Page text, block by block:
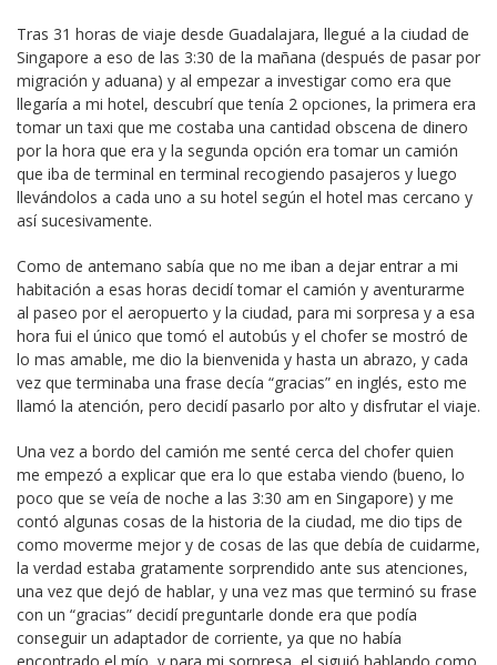
Tras 31 horas de viaje desde Guadalajara, llegué a la ciudad de
Singapore a eso de las 3:30 de la mañana (después de pasar por
migración y aduana) y al empezar a investigar como era que
llegaría a mi hotel, descubrí que tenía 2 opciones, la primera era
tomar un taxi que me costaba una cantidad obscena de dinero
por la hora que era y la segunda opción era tomar un camión
que iba de terminal en terminal recogiendo pasajeros y luego
llevándolos a cada uno a su hotel según el hotel mas cercano y
así sucesivamente.
Como de antemano sabía que no me iban a dejar entrar a mi
habitación a esas horas decidí tomar el camión y aventurarme
al paseo por el aeropuerto y la ciudad, para mi sorpresa y a esa
hora fui el único que tomó el autobús y el chofer se mostró de
lo mas amable, me dio la bienvenida y hasta un abrazo, y cada
vez que terminaba una frase decía “gracias” en inglés, esto me
llamó la atención, pero decidí pasarlo por alto y disfrutar el viaje.
Una vez a bordo del camión me senté cerca del chofer quien
me empezó a explicar que era lo que estaba viendo (bueno, lo
poco que se veía de noche a las 3:30 am en Singapore) y me
contó algunas cosas de la historia de la ciudad, me dio tips de
como moverme mejor y de cosas de las que debía de cuidarme,
la verdad estaba gratamente sorprendido ante sus atenciones,
una vez que dejó de hablar, y una vez mas que terminó su frase
con un “gracias” decidí preguntarle donde era que podía
conseguir un adaptador de corriente, ya que no había